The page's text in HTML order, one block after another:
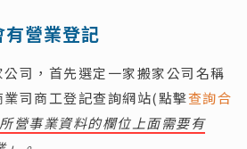
營業登記
司，首先選定一家搬家公司名稱
司商工登記查詢網站(點擊查詢合
營事業資料的欄位上面需要有